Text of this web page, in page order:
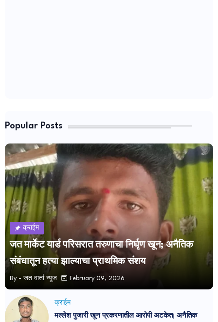
Popular Posts
क्राईम
जत मार्केट यार्ड परिसरात तरुणाचा निर्घृण खून; अनैतिक
संबंधातून हत्या झाल्याचा प्राथमिक संशय
By - जत वार्ता न्यूज February 09, 2026
क्राईम
मल्लेश पुजारी खून प्रकरणातील आरोपी अटकेत; अनैतिक